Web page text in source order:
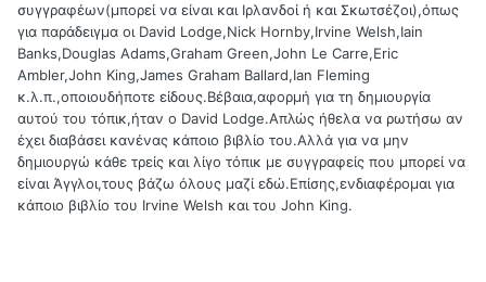
συγγραφέων(μπορεί να είναι και Ιρλανδοί ή και Σκωτσέζοι),όπως
για παράδειγμα οι David Lodge,Nick Hornby,Irvine Welsh,Iain
Banks,Douglas Adams,Graham Green,John Le Carre,Eric
Ambler,John King,James Graham Ballard,Ian Fleming
κ.λ.π.,οποιουδήποτε είδους.Βέβαια,αφορμή για τη δημιουργία
αυτού του τόπικ,ήταν ο David Lodge.Απλώς ήθελα να ρωτήσω αν
έχει διαβάσει κανένας κάποιο βιβλίο του.Αλλά για να μην
δημιουργώ κάθε τρείς και λίγο τόπικ με συγγραφείς που μπορεί να
είναι Άγγλοι,τους βάζω όλους μαζί εδώ.Επίσης,ενδιαφέρομαι για
κάποιο βιβλίο του Irvine Welsh και του John King.